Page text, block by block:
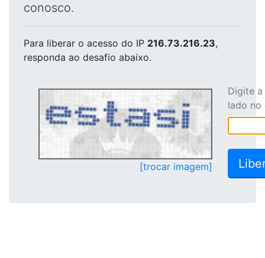
conosco.
Para liberar o acesso do IP 216.73.216.23,
responda ao desafio abaixo.
[trocar imagem]
Digite
lado no